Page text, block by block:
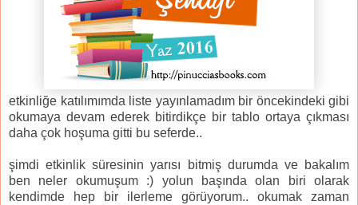
etkinliğe katılımımda liste yayınlamadım bir öncekindeki gibi
okumaya devam ederek bitirdikçe bir tablo ortaya çıkması
daha çok hoşuma gitti bu seferde..
şimdi etkinlik süresinin yarısı bitmiş durumda ve bakalım
ben neler okumuşum :) yolun başında olan biri olarak
kendimde hep bir ilerleme görüyorum.. okumak zaman